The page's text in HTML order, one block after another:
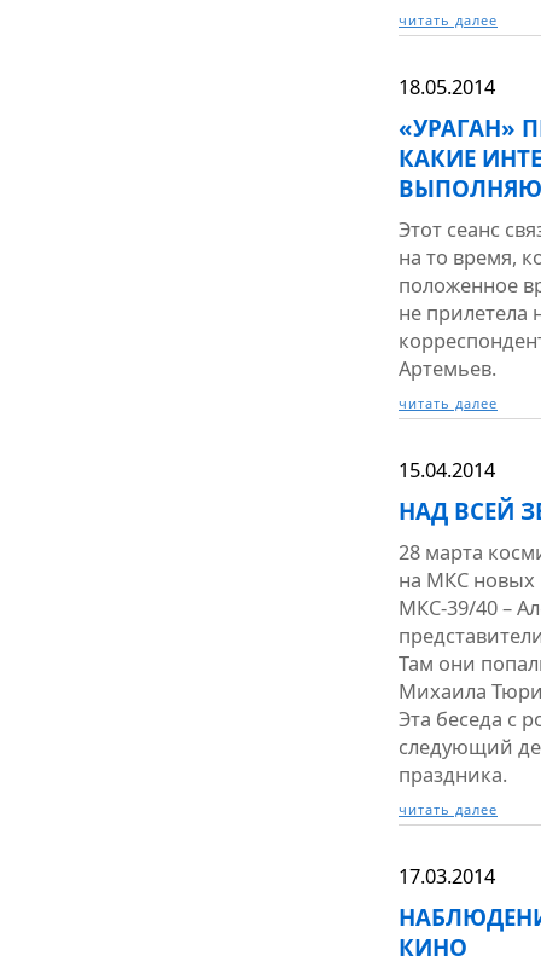
читать далее
18.05.2014
«УРАГАН»
КАКИЕ
Этот сеанс
на то время,
положенное
не прилетела
Артемьев.
читать далее
15.04.2014
НАД ВСЕЙ
28 марта
на МКС новых
МКС-39/40 –
Там они
Михаила
Эта беседа с
следующий
праздника.
читать далее
17.03.2014
КИНО